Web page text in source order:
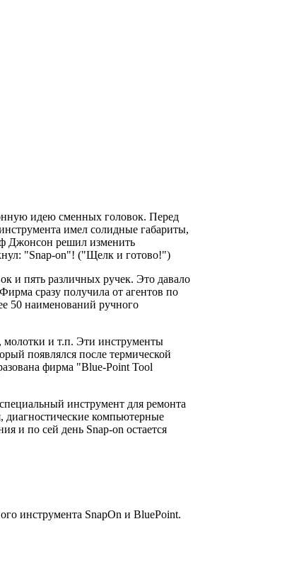
идею сменных головок. Перед
имел солидные габариты,
Джонсон решил изменить
"Snap-on"! ("Щелк и готово!")
и пять различных ручек. Это давало
сразу получила от агентов по
50 наименований ручного
молотки и т.п. Эти инструменты
появлялся после термической
фирма "Blue-Point Tool
инструмент для ремонта
диагностические компьютерные
и по сей день Snap-on остается
инструмента SnapOn и BluePoint.